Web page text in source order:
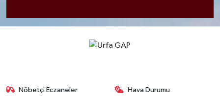
Nöbetçi Eczaneler Hava Durumu